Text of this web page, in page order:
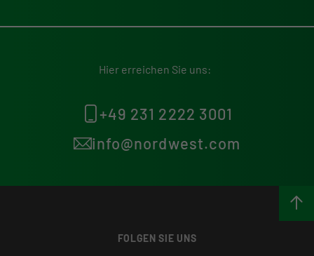
Hier erreichen Sie uns:
+49 231 2222 3001
info@nordwest.com
FOLGEN SIE UNS